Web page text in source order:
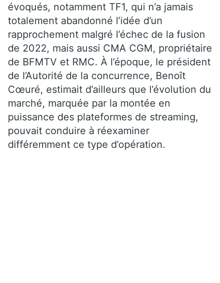
évoqués, notamment TF1, qui n’a jamais
totalement abandonné l’idée d’un
rapprochement malgré l’échec de la fusion
de 2022, mais aussi CMA CGM, propriétaire
de BFMTV et RMC. À l’époque, le président
de l’Autorité de la concurrence, Benoît
Cœuré, estimait d’ailleurs que l’évolution du
marché, marquée par la montée en
puissance des plateformes de streaming,
pouvait conduire à réexaminer
différemment ce type d’opération.